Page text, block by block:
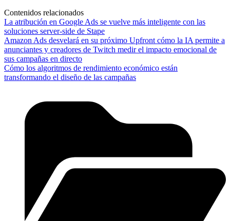
Contenidos relacionados
La atribución en Google Ads se vuelve más inteligente con las
soluciones server-side de Stape
Amazon Ads desvelará en su próximo Upfront cómo la IA permite a
anunciantes y creadores de Twitch medir el impacto emocional de
sus campañas en directo
Cómo los algoritmos de rendimiento económico están
transformando el diseño de las campañas